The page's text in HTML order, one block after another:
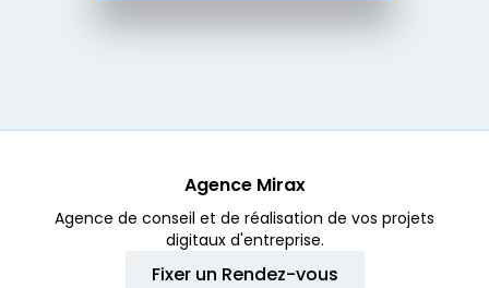
Agence Mirax
Agence de conseil et de réalisation de vos projets
digitaux d'entreprise.
Fixer un Rendez-vous